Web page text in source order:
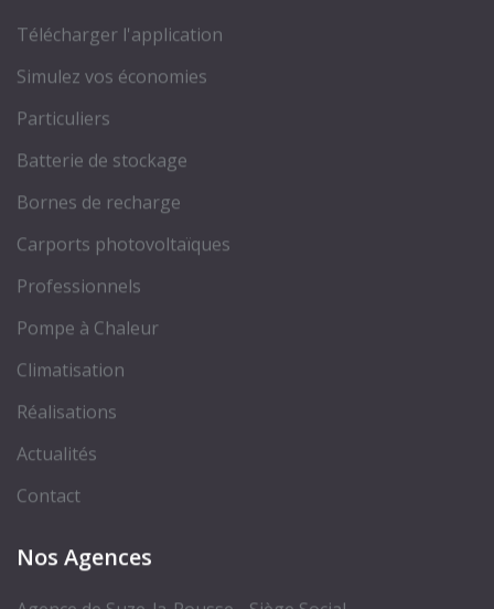
Télécharger l'application
Simulez vos économies
Particuliers
Batterie de stockage
Bornes de recharge
Carports photovoltaïques
Professionnels
Pompe à Chaleur
Climatisation
Réalisations
Actualités
Contact
Nos Agences